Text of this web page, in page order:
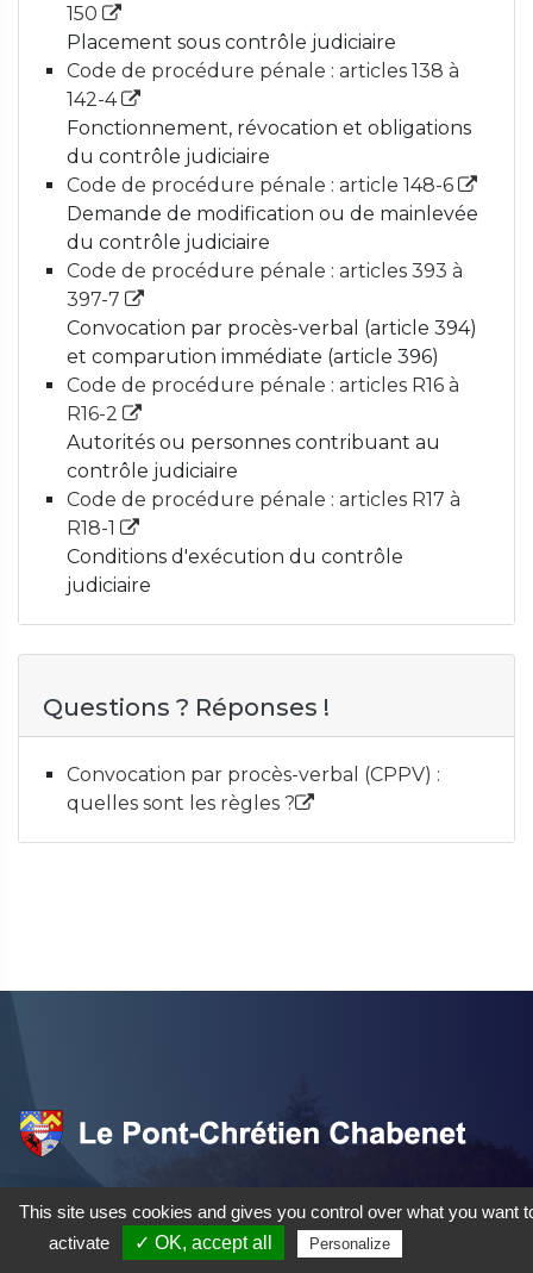
150
Placement sous contrôle judiciaire
Code de procédure pénale : articles 138 à
142-4
Fonctionnement, révocation et obligations
du contrôle judiciaire
Code de procédure pénale : article 148-6
Demande de modification ou de mainlevée
du contrôle judiciaire
Code de procédure pénale : articles 393 à
397-7
Convocation par procès-verbal (article 394)
et comparution immédiate (article 396)
Code de procédure pénale : articles R16 à
R16-2
Autorités ou personnes contribuant au
contrôle judiciaire
Code de procédure pénale : articles R17 à
R18-1
Conditions d'exécution du contrôle
judiciaire
Questions ? Réponses !
Convocation par procès-verbal (CPPV) :
quelles sont les règles ?
20 Allée du Broutet, 36800
Le Pont-Chrétien-Chabenet, FR
This site uses cookies and gives you control over what you want
activate
✓ OK, accept all Personalize